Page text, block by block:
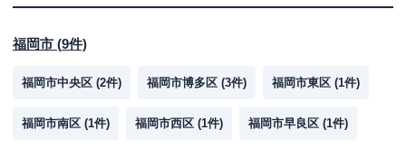
福岡市 (9件)
福岡市中央区 (2件) 福岡市博多区 (3件) 福岡市東区 (1件)
福岡市南区 (1件) 福岡市西区 (1件) 福岡市早良区 (1件)